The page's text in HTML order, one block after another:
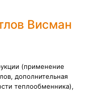
Висман
(применение
дополнительная
теплообменника),